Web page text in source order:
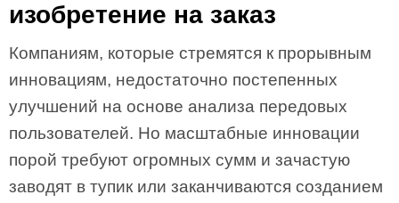
изобретение на заказ
Компаниям, которые стремятся к прорывным
инновациям, недостаточно постепенных
улучшений на основе анализа передовых
пользователей. Но масштабные инновации
порой требуют огромных сумм и зачастую
заводят в тупик или заканчиваются созданием